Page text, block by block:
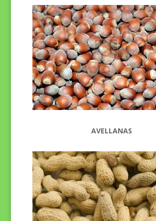
AVELLANAS